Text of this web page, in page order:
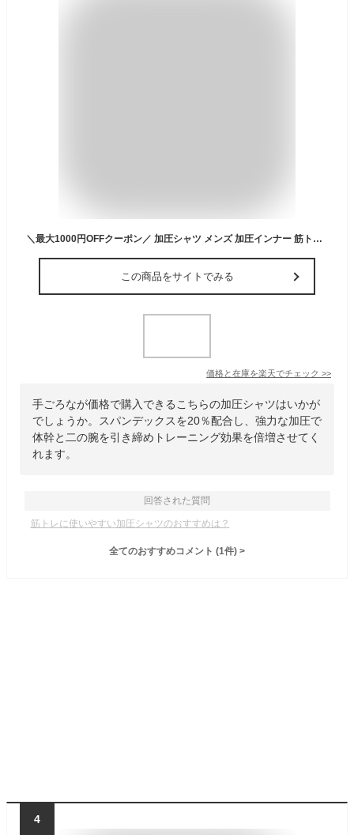
＼最大1000円OFFクーポン／ 加圧シャツ メンズ 加圧インナー 筋トレ ダイエット シャツ 着圧 インナー お腹 引締め 姿勢 補正 猫背 補正下着 タンクトップ ウェア コンプレッション インナー ハード 強圧 お腹 ウエスト セット
この商品をサイトでみる
価格と在庫を楽天でチェック >>
手ごろなが価格で購入できるこちらの加圧シャツはいかが
でしょうか。スパンデックスを20％配合し、強力な加圧で
体幹と二の腕を引き締めトレーニング効果を倍増させてく
れます。
回答された質問
筋トレに使いやすい加圧シャツのおすすめは？
全てのおすすめコメント (1件) >
4